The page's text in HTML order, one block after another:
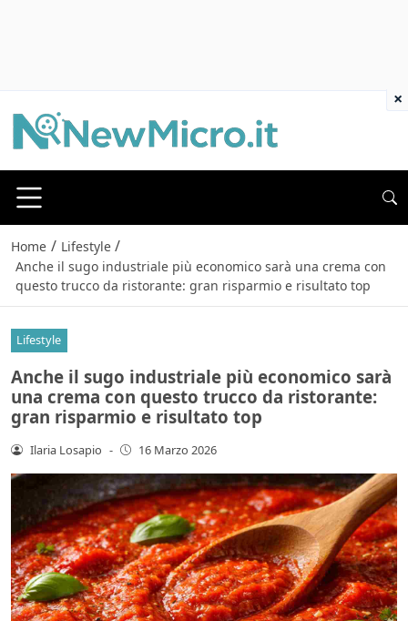
Home / Lifestyle /
Anche il sugo industriale più economico sarà una crema con
questo trucco da ristorante: gran risparmio e risultato top
Lifestyle
Anche il sugo industriale più economico sarà
una crema con questo trucco da ristorante:
gran risparmio e risultato top
Ilaria Losapio - 16 Marzo 2026
×